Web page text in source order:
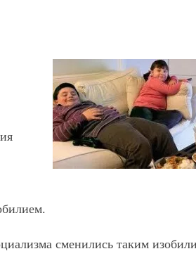
сменились таким